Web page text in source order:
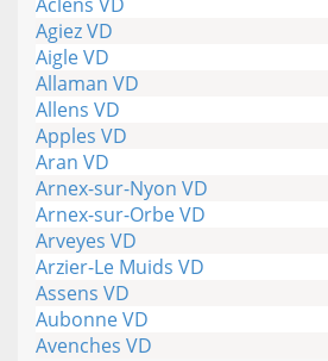
Aclens VD
Agiez VD
Aigle VD
Allaman VD
Allens VD
Apples VD
Aran VD
Arnex-sur-Nyon VD
Arnex-sur-Orbe VD
Arveyes VD
Arzier-Le Muids VD
Assens VD
Aubonne VD
Avenches VD